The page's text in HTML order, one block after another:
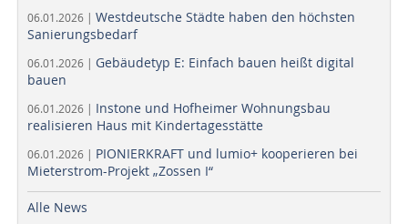
06.01.2026 | Westdeutsche Städte haben den höchsten
Sanierungsbedarf
06.01.2026 | Gebäudetyp E: Einfach bauen heißt digital
bauen
06.01.2026 | Instone und Hofheimer Wohnungsbau
realisieren Haus mit Kindertagesstätte
06.01.2026 | PIONIERKRAFT und lumio+ kooperieren bei
Mieterstrom-Projekt „Zossen I“
Alle News